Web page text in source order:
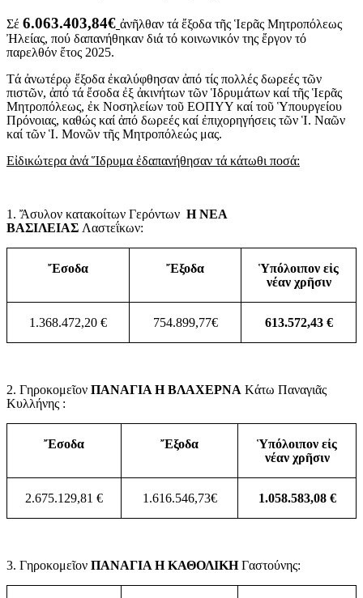
Σέ 6.063.403,84€ ἀνῆλθαν τά ἔξοδα τῆς Ἱερᾶς Μητροπόλεως
Ἠλείας, πού δαπανήθηκαν διά τό κοινωνικόν της ἔργον τό
παρελθόν ἔτος 2025.
Τά ἀνωτέρῳ ἔξοδα ἐκαλύφθησαν ἀπό τίς πολλές δωρεές τῶν
πιστῶν, ἀπό τά ἔσοδα ἐξ ἀκινήτων τῶν Ἱδρυμάτων καί τῆς Ἱερᾶς
Μητροπόλεως, ἐκ Νοσηλείων τοῦ ΕΟΠΥΥ καί τοῦ Ὑπουργείου
Πρόνοιας, καθώς καί ἀπό δωρεές καί ἐπιχορηγήσεις τῶν Ἱ. Ναῶν
καί τῶν Ἱ. Μονῶν τῆς Μητροπόλεώς μας.
Εἰδικώτερα ἀνά Ἵδρυμα ἐδαπανήθησαν τά κάτωθι ποσά:
1. Ἄσυλον κατακοίτων Γερόντων Η ΝΕΑ
ΒΑΣΙΛΕΙΑΣ Λαστεΐκων:
Ἔσοδα Ἔξοδα
Ὑπόλοιπον εἰς
νέαν χρῆσιν
1.368.472,20 € 754.899,77€ 613.572,43 €
2. Γηροκομεῖον ΠΑΝΑΓΙΑ Η ΒΛΑΧΕΡΝΑ Κάτω Παναγιᾶς
Κυλλήνης :
Ἔσοδα Ἔξοδα
Ὑπόλοιπον εἰς
νέαν χρῆσιν
2.675.129,81 € 1.616.546,73€ 1.058.583,08 €
3. Γηροκομεῖον ΠΑΝΑΓΙΑ Η ΚΑΘΟΛΙΚΗΓαστούνης: